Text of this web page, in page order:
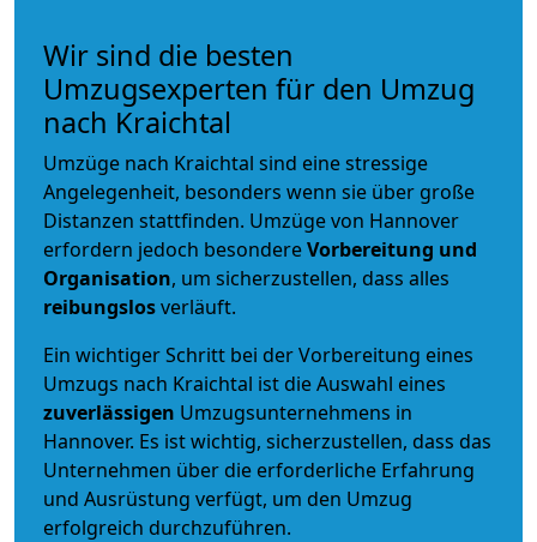
Wir sind die besten
Umzugsexperten für den Umzug
nach Kraichtal
Umzüge nach Kraichtal sind eine stressige
Angelegenheit, besonders wenn sie über große
Distanzen stattfinden. Umzüge von Hannover
erfordern jedoch besondereVorbereitung und
Organisation, um sicherzustellen, dass alles
reibungslosverläuft.
Ein wichtiger Schritt bei der Vorbereitung eines
Umzugs nach Kraichtal ist die Auswahl eines
zuverlässigen Umzugsunternehmens in
Hannover. Es ist wichtig, sicherzustellen, dass das
Unternehmen über die erforderliche Erfahrung
und Ausrüstung verfügt, um den Umzug
erfolgreich durchzuführen.